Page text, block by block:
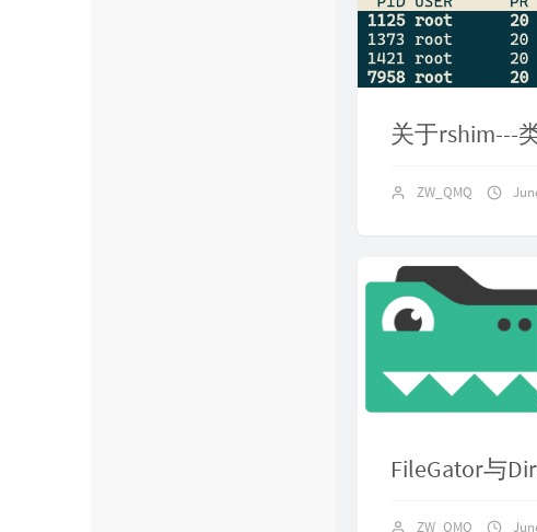
使用天翼校
ZW_QMQ
关于rshim---